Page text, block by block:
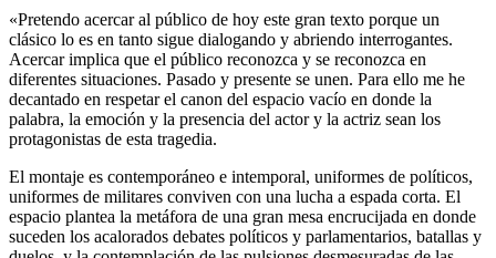
«Pretendo acercar al público de hoy este gran texto porque un
clásico lo es en tanto sigue dialogando y abriendo interrogantes.
Acercar implica que el público reconozca y se reconozca en
diferentes situaciones. Pasado y presente se unen. Para ello me he
decantado en respetar el canon del espacio vacío en donde la
palabra, la emoción y la presencia del actor y la actriz sean los
protagonistas de esta tragedia.
El montaje es contemporáneo e intemporal, uniformes de políticos,
uniformes de militares conviven con una lucha a espada corta. El
espacio plantea la metáfora de una gran mesa encrucijada en donde
suceden los acalorados debates políticos y parlamentarios, batallas y